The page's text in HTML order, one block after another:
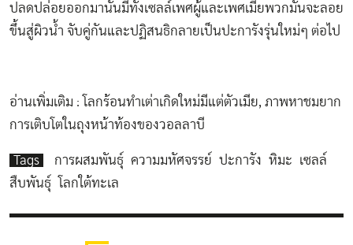
ปลดปล่อยออกมานั้นมีทั้งเซลล์เพศผู้และเพศเมียพวกมันจะลอย
ขึ้นสู่ผิวน้ำ จับคู่กันและปฏิสนธิกลายเป็นปะการังรุ่นใหม่ๆ ต่อไป
อ่านเพิ่มเติม : โลกร้อนทำเต่าเกิดใหม่มีแต่ตัวเมีย, ภาพหาชมยาก
การเติบโตในถุงหน้าท้องของวอลลาบี
Tags การผสมพันธุ์ ความมหัศจรรย์ ปะการัง หิมะ
เซลล์
สืบพันธุ์
โลกใต้ทะเล